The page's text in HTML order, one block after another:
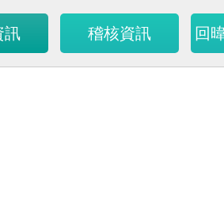
訊 稽核資訊 回